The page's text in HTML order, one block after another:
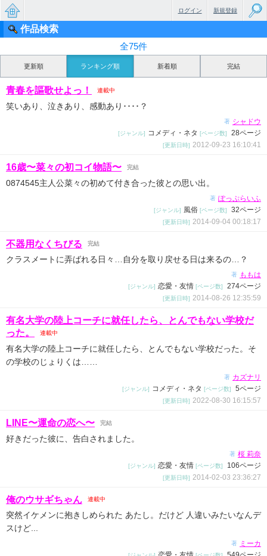
無料で
っと大
新規登録
ログイン
作品検索
全75件
更新順 ランキング順 新着順 完結
青春を謳歌せよっ！ 連載中
笑いあり、泣きあり、感動あり････？
著 シャドウ
[ジャンル] コメディ・ネタ [ページ数] 28ページ
[更新日時] 2012-09-23 16:10:41
16歳〜菜々の初コイ物語〜 完結
0874545主人公菜々の初めて付き合った彼との思い出。
著 ぽっぷらいふ
[ジャンル] 風俗 [ページ数] 32ページ
[更新日時] 2014-09-04 00:18:17
不器用なくちびる 完結
クラスメートに弄ばれる日々…自分を取り戻せる日は来るの…？
著 ももは
[ジャンル] 恋愛・友情 [ページ数] 274ページ
[更新日時] 2014-08-26 12:35:59
有名大学の陸上コーチに就任したら、とんでもない学校だ
った。
連載中
有名大学の陸上コーチに就任したら、とんでもない学校だった。そ
の学校のじょりくは……
著 カズナリ
[ジャンル] コメディ・ネタ [ページ数] 5ページ
[更新日時] 2022-08-30 16:15:57
LINE〜運命の恋へ〜 完結
好きだった彼に、告白されました。
著 桜 莉奈
[ジャンル] 恋愛・友情 [ページ数] 106ページ
[更新日時] 2014-02-03 23:36:27
俺のウサギちゃん 連載中
突然イケメンに抱きしめられた あたし。だけど 人違いみたいなんデ
スけど...
著 ミーカ